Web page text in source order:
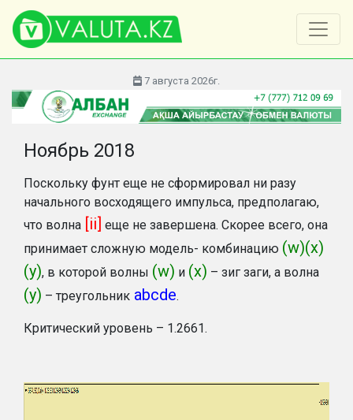
7 августа 2026г.
Ноябрь 2018
Поскольку фунт еще не сформировал ни разу
начального восходящего импульса, предполагаю,
что волна [ii] еще не завершена. Скорее всего, она
принимает сложную модель- комбинацию (w)(x)
(y), в которой волны (w) и (x) – зиг заги, а волна
(y) – треугольник abcde.
Критический уровень – 1.2661.